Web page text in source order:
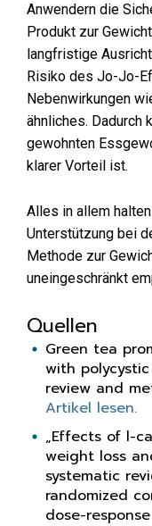
Anwendern die
Produkt zur
langfristige
Risiko des Jo-Jo-
Nebenwirkungen
ähnliches. Dadurch
gewohnten
klarer Vorteil ist.
Alles in allem
Unterstützung bei
Methode zur
uneingeschränkt
Quellen
Green tea
with polycystic
review and
Artikel lesen.
„Effects of l-
weight loss
systematic
randomized
dose-